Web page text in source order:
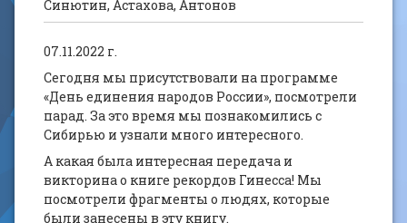
Синютин, Астахова, Антонов
07.11.2022 г.
Сегодня мы присутствовали на программе
«День единения народов России», посмотрели
парад. За это время мы познакомились с
Сибирью и узнали много интересного.
А какая была интересная передача и
викторина о книге рекордов Гинесса! Мы
посмотрели фрагменты о людях, которые
были занесены в эту книгу.